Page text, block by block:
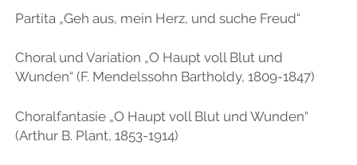
Partita „Geh aus, mein Herz, und suche Freud“
Choral und Variation „O Haupt voll Blut und
Wunden“ (F. Mendelssohn Bartholdy, 1809-1847)
Choralfantasie „O Haupt voll Blut und Wunden“
(Arthur B. Plant, 1853-1914)